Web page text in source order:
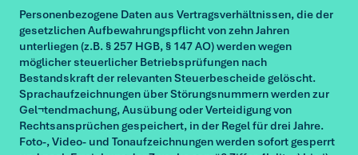
Personenbezogene Daten aus Vertragsverhältnissen, die der
gesetzlichen Aufbewahrungspflicht von zehn Jahren
unterliegen (z.B. § 257 HGB, § 147 AO) werden wegen
möglicher steuerlicher Betriebsprüfungen nach
Bestandskraft der relevanten Steuerbescheide gelöscht.
Sprachaufzeichnungen über Störungsnummern werden zur
Gel¬tendmachung, Ausübung oder Verteidigung von
Rechtsansprüchen gespeichert, in der Regel für drei Jahre.
Foto-, Video- und Tonaufzeichnungen werden sofort gesperrt